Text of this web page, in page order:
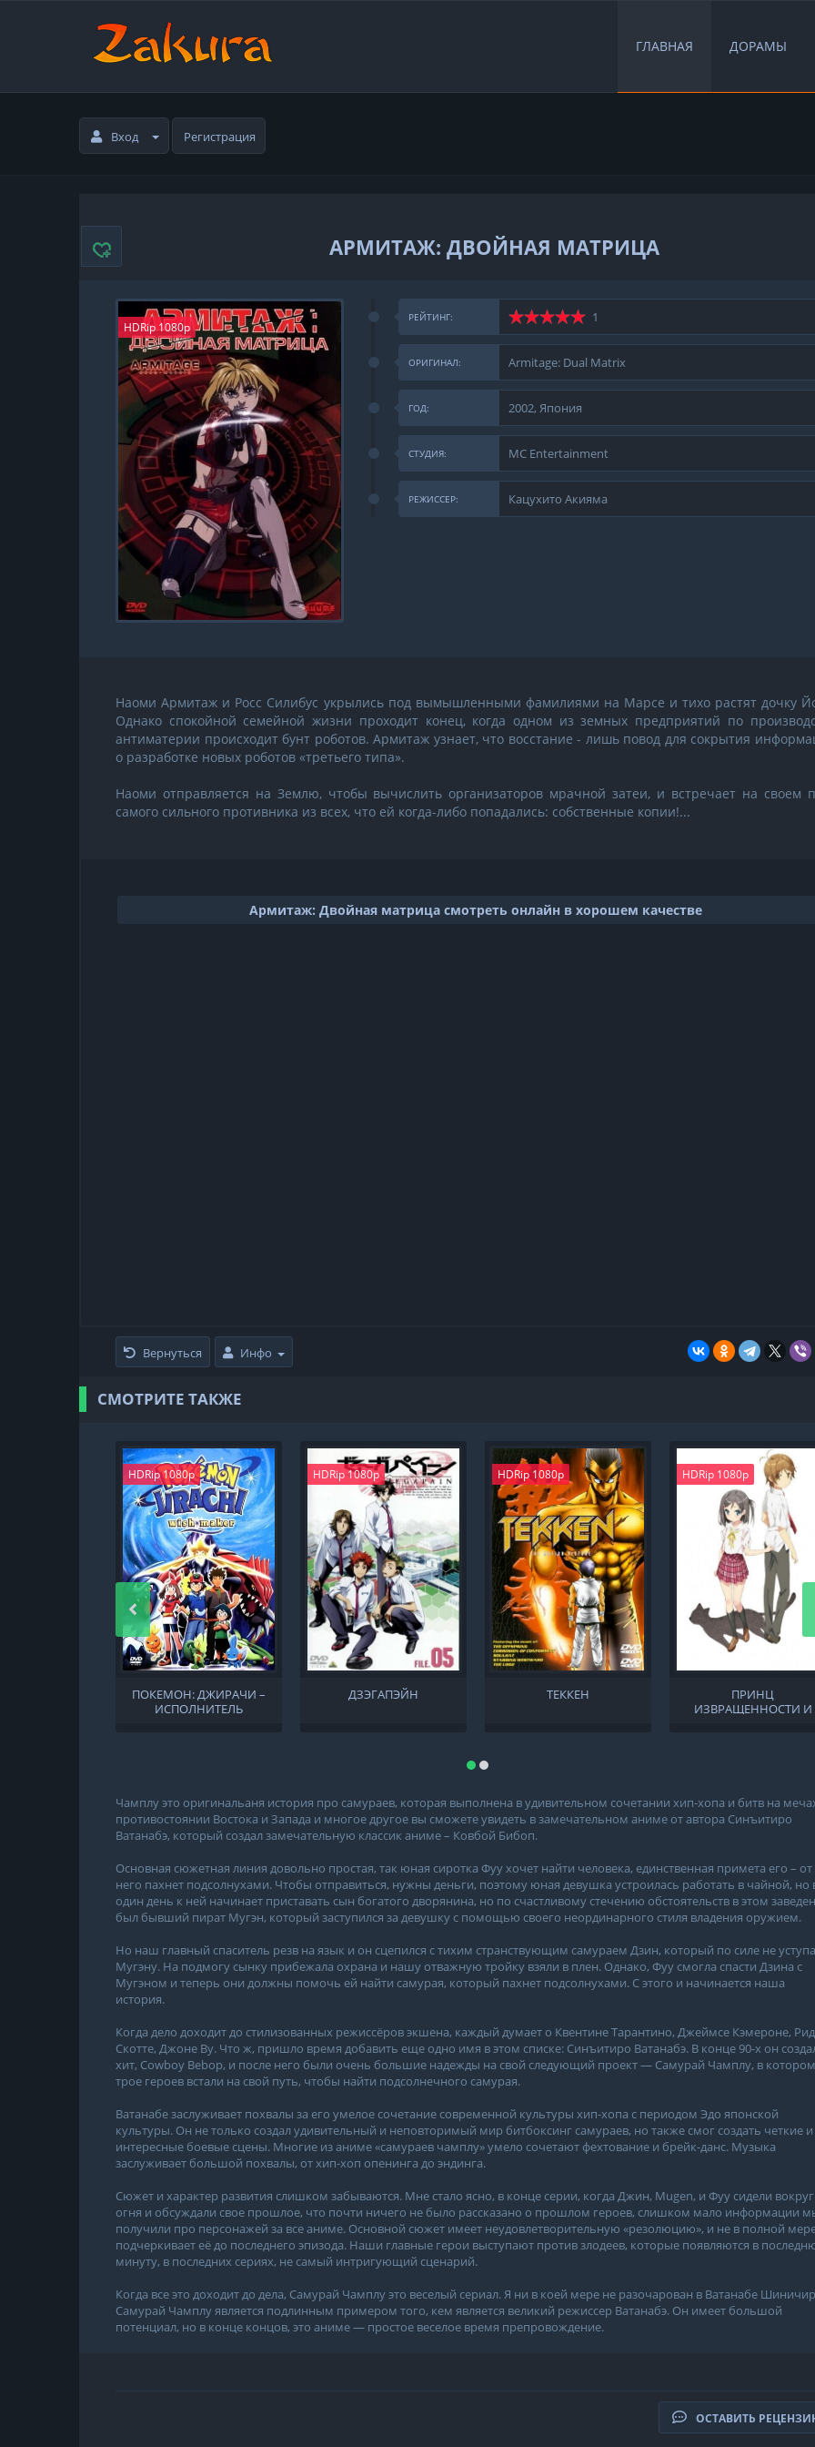
ГЛАВНАЯ ДОРАМЫ
Вход Регистрация
АРМИТАЖ: ДВОЙНАЯ МАТРИЦА
HDRip 1080p
РЕЙТИНГ: 1
ОРИГИНАЛ: Armitage: Dual Matrix
ГОД: 2002, Япония
СТУДИЯ: MC Entertainment
РЕЖИССЕР: Кацухито Акияма
Наоми Армитаж и Росс Силибус укрылись под вымышленными фамилиями на Марсе и тихо растят дочку
Однако спокойной семейной жизни проходит конец, когда одном из земных предприятий по
антиматерии происходит бунт роботов. Армитаж узнает, что восстание - лишь повод для сокрытия
о разработке новых роботов «третьего типа».
Наоми отправляется на Землю, чтобы вычислить организаторов мрачной затеи, и встречает на своем
самого сильного противника из всех, что ей когда-либо попадались: собственные копии!...
Армитаж: Двойная матрица смотреть онлайн в хорошем качестве
Вернуться Инфо
СМОТРИТЕ ТАКЖЕ
HDRip 1080p
ПОКЕМОН: ДЖИРАЧИ –
ИСПОЛНИТЕЛЬ
HDRip 1080p
ДЗЭГАПЭЙН
HDRip 1080p
ТЕККЕН
HDRip 1080p
ПРИНЦ
ИЗВРАЩЕННОСТИ И
Чамплу это оригинальаня история про самураев, которая выполнена в удивительном сочетании хип-хопа и битв на
противостоянии Востока и Запада и многое другое вы сможете увидеть в замечательном аниме от автора Синъитиро
Ватанабэ, который создал замечательную классик аниме – Ковбой Бибоп.
Основная сюжетная линия довольно простая, так юная сиротка Фуу хочет найти человека, единственная примета его – от
него пахнет подсолнухами. Чтобы отправиться, нужны деньги, поэтому юная девушка устроилась работать в чайной, но
один день к ней начинает приставать сын богатого дворянина, но по счастливому стечению обстоятельств в этом
был бывший пират Мугэн, который заступился за девушку с помощью своего неординарного стиля владения оружием.
Но наш главный спаситель резв на язык и он сцепился с тихим странствующим самураем Дзин, который по силе не
Мугэну. На подмогу сынку прибежала охрана и нашу отважную тройку взяли в плен. Однако, Фуу смогла спасти Дзина с
Мугэном и теперь они должны помочь ей найти самурая, который пахнет подсолнухами. С этого и начинается наша
история.
Когда дело доходит до стилизованных режиссёров экшена, каждый думает о Квентине Тарантино, Джеймсе Кэмероне,
Скотте, Джоне Ву. Что ж, пришло время добавить еще одно имя в этом списке: Синъитиро Ватанабэ. В конце 90-х он
хит, Cowboy Bebop, и после него были очень большие надежды на свой следующий проект — Самурай Чамплу, в котором
трое героев встали на свой путь, чтобы найти подсолнечного самурая.
Ватанабе заслуживает похвалы за его умелое сочетание современной культуры хип-хопа с периодом Эдо японской
культуры. Он не только создал удивительный и неповторимый мир битбоксинг самураев, но также смог создать четкие и
интересные боевые сцены. Многие из аниме «самураев чамплу» умело сочетают фехтование и брейк-данс. Музыка
заслуживает большой похвалы, от хип-хоп опенинга до эндинга.
Сюжет и характер развития слишком забываются. Мне стало ясно, в конце серии, когда Джин, Mugen, и Фуу сидели вокруг
огня и обсуждали свое прошлое, что почти ничего не было рассказано о прошлом героев, слишком мало информации
получили про персонажей за все аниме. Основной сюжет имеет неудовлетворительную «резолюцию», и не в полной
подчеркивает её до последнего эпизода. Наши главные герои выступают против злодеев, которые появляются в
минуту, в последних сериях, не самый интригующий сценарий.
Когда все это доходит до дела, Самурай Чамплу это веселый сериал. Я ни в коей мере не разочарован в Ватанабе
Самурай Чамплу является подлинным примером того, кем является великий режиссер Ватанабэ. Он имеет большой
потенциал, но в конце концов, это аниме — простое веселое время препровождение.
ОСТАВИТЬ